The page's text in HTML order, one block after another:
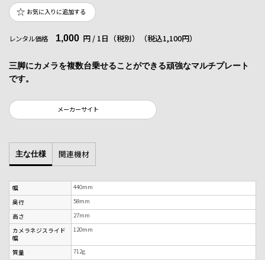
お気に入りに追加する
レンタル価格 1,000 円 / 1日（税別） （税込1,100円）
三脚にカメラを複数台乗せることができる頑強なマルチプレート
です。
メーカーサイト
主な仕様 関連機材
幅
440mm
奥行
58mm
高さ
27mm
カメラネジスライド
幅
120mm
質量
712g